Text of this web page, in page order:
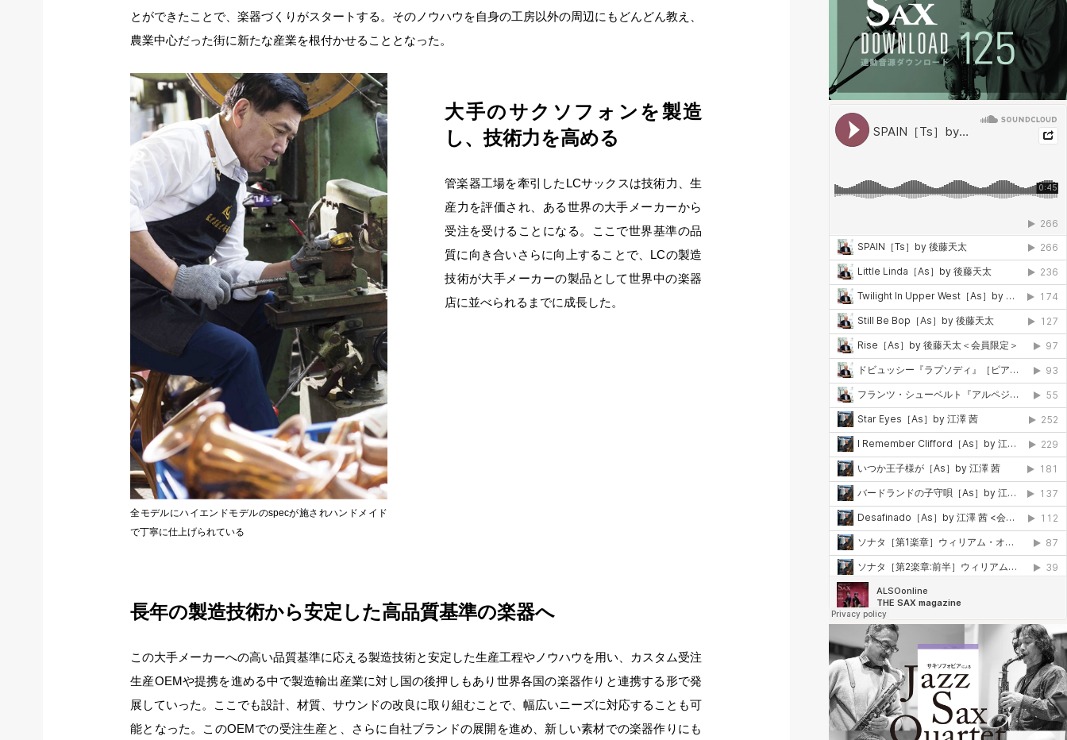
とができたことで、楽器づくりがスタートする。そのノウハウを自身の工房以外の周辺にもどんどん教え、
農業中心だった街に新たな産業を根付かせることとなった。
大手のサクソフォンを製造
し、技術力を高める
管楽器工場を牽引したLCサックスは技術力、生
産力を評価され、ある世界の大手メーカーから
受注を受けることになる。ここで世界基準の品
質に向き合いさらに向上することで、LCの製造
技術が大手メーカーの製品として世界中の楽器
店に並べられるまでに成長した。
全モデルにハイエンドモデルのspecが施されハンドメイド
で丁寧に仕上げられている
長年の製造技術から安定した高品質基準の楽器へ
この大手メーカーへの高い品質基準に応える製造技術と安定した生産工程やノウハウを用い、カスタム受注
生産OEMや提携を進める中で製造輸出産業に対し国の後押しもあり世界各国の楽器作りと連携する形で発
展していった。ここでも設計、材質、サウンドの改良に取り組むことで、幅広いニーズに対応することも可
能となった。このOEMでの受注生産と、さらに自社ブランドの展開を進め、新しい素材での楽器作りにも